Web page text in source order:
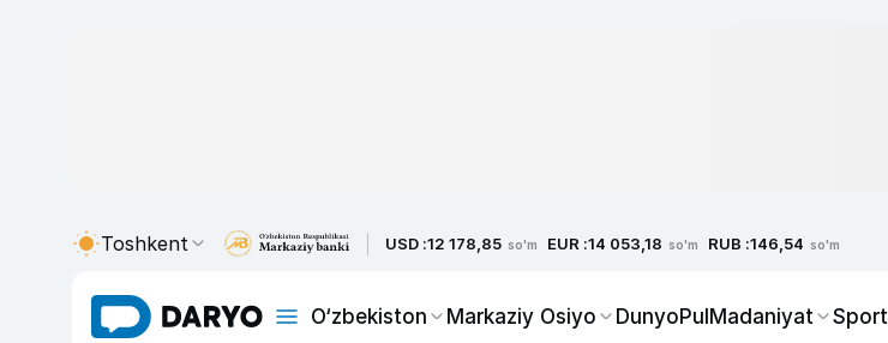
Toshkent USD :12 178,85 so'm EUR :14 053,18 so'm RUB :146,54 so'm
O‘zbekiston Markaziy Osiyo DunyoPulMadaniyat Sport